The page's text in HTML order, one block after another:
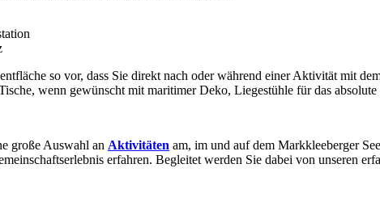
so vor, dass Sie direkt nach oder während einer Aktivität mit
wenn gewünscht mit maritimer Deko, Liegestühle für das
große Auswahl an Aktivitäten am, im und auf dem Markkleeberger
erfahren. Begleitet werden Sie dabei von unseren